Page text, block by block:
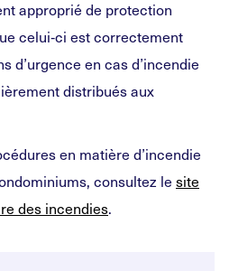
approprié de protection
celui‑ci est correctement
d’urgence en cas d’incendie
distribués aux
en matière d’incendie
consultez le site
des incendies.